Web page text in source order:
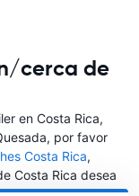
cerca de
en Costa Rica,
por favor
Costa Rica,
Costa Rica desea